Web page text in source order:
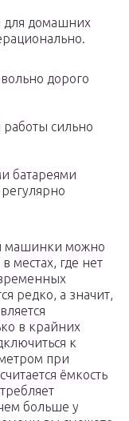
для домашних
дорого
сильно
батареями
машинки можно
местах, где нет
редко, а значит,
в крайних
к
при
ёмкость
больше у